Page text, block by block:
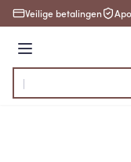
Ga naar de inhoud
Veilige betalingen
Menu
Product, merk,